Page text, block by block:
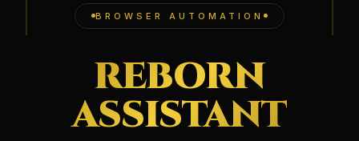
BROWSER AUTOMATION
REBORN
ASSISTANT